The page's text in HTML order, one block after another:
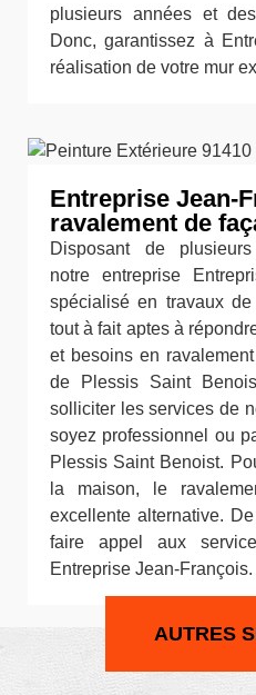
plusieurs années et
Donc, garantissez à
réalisation de votre mur
Entreprise Jean-
ravalement de
Disposant de
notre entreprise
spécialisé en travaux
tout à fait aptes à
et besoins en
de Plessis Saint
solliciter les services de
soyez professionnel ou
Plessis Saint Benoist.
la maison, le
excellente alternative.
faire appel aux
Entreprise Jean-François.
AUTRES